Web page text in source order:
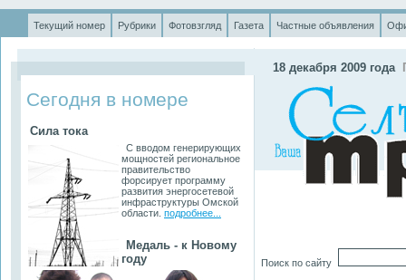
Текущий номер Рубрики Фотовзгляд Газета Частные объявления
Сегодня в номере
Сила тока
С вводом генерирующих
мощностей региональное
правительство
форсирует программу
развития энергосетевой
инфраструктуры Омской
области. подробнее...
Медаль - к Новому
году
18 декабря 2009 года
Поиск по сайту